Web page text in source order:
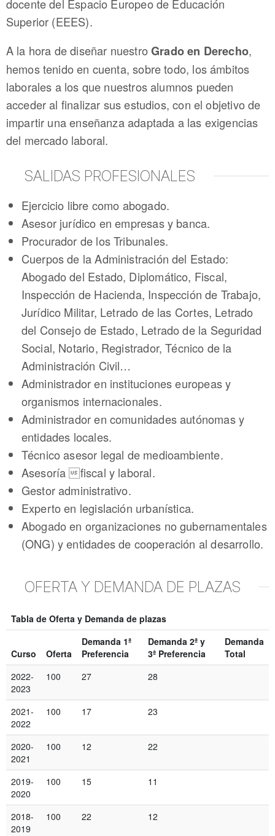
docente del Espacio Europeo de Educación
Superior (EEES).
A la hora de diseñar nuestroGrado en Derecho,
hemos tenido en cuenta, sobre todo, los ámbitos
laborales a los que nuestros alumnos pueden
acceder al finalizar sus estudios, con el objetivo de
impartir una enseñanza adaptada a las exigencias
del mercado laboral.
SALIDAS PROFESIONALES
Ejercicio libre como abogado.
Asesor jurídico en empresas y banca.
Procurador de los Tribunales.
Cuerpos de la Administración del Estado:
Abogado del Estado, Diplomático, Fiscal,
Inspección de Hacienda, Inspección de Trabajo,
Jurídico Militar, Letrado de las Cortes, Letrado
del Consejo de Estado, Letrado de la Seguridad
Social, Notario, Registrador, Técnico de la
Administración Civil…
Administrador en instituciones europeas y
organismos internacionales.
Administrador en comunidades autónomas y
entidades locales.
Técnico asesor legal de medioambiente.
Asesoría fiscal y laboral.
Gestor administrativo.
Experto en legislación urbanística.
Abogado en organizaciones no gubernamentales
(ONG) y entidades de cooperación al desarrollo.
OFERTA Y DEMANDA DE PLAZAS
Tabla de Oferta y Demanda de plazas
Curso Oferta
Demanda 1ª
Preferencia
Demanda 2ª y
3ª Preferencia
Demanda
Total
2022-
2023
100 27 28
2021-
2022
100 17 23
2020-
2021
100 12 22
2019-
2020
100 15 11
2018-
2019
100 22 12